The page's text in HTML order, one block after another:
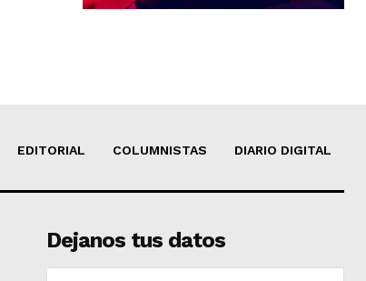
EDITORIAL COLUMNISTAS DIARIO DIGITAL
Dejanos tus datos